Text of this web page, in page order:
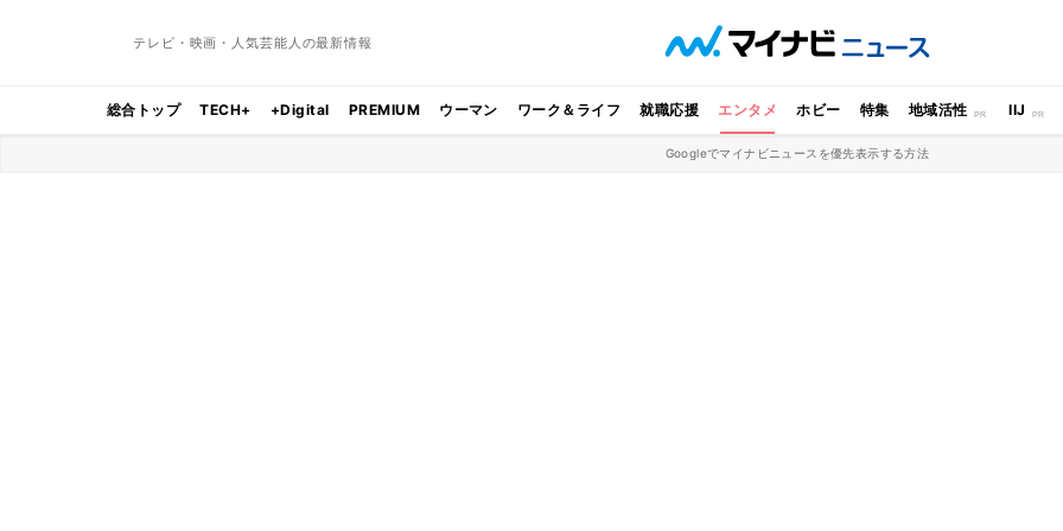
テレビ・映画・人気芸能人の最新情報
総合トップ TECH+ +Digital PREMIUM ウーマン ワーク＆ライフ 就職応援 エンタメ ホビー 特集 地域活性 IIJ
Googleでマイナビニュースを優先表示する方法